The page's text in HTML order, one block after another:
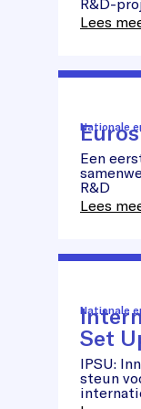
Lees
Eurostars
Nationale
Een
R&D
Lees
Project
Set
Nationale
Set
IPSU:
steun